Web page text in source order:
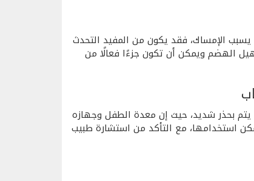
الإمساك، فقد يكون من المفيد التحدث
الهضم ويمكن أن تكون جزءًا فعالًا من
يتم بحذر شديد، حيث إن معدة الطفل وجهازه
استخدامها، مع التأكد من استشارة طبيب